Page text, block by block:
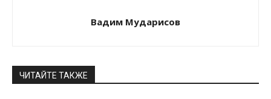
Вадим Мударисов
ЧИТАЙТЕ ТАКЖЕ